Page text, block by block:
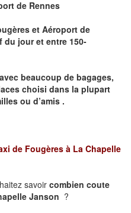
de Rennes
et Aéroport de
du jour et entre 150-
beaucoup de bagages,
choisi dans la plupart
ou d’amis .
de Fougères à La Chapelle
savoir combien coute
Janson ?